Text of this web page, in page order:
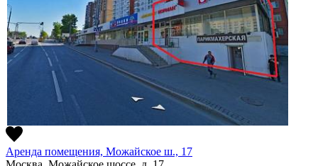
Аренда помещения, Можайское ш., 17